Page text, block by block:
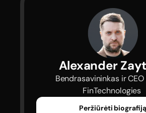
Alexander
FinTechnologies
Peržiūrėti biografiją